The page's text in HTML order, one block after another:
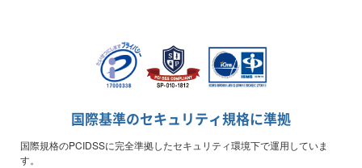
国際基準のセキュリティ規格に準拠
国際規格のPCIDSSに完全準拠したセキュリティ環境下で運用していま
す。